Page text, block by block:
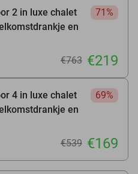
2 in luxe chalet
en
71%
€763 €219
4 in luxe chalet
en
69%
€539 €169